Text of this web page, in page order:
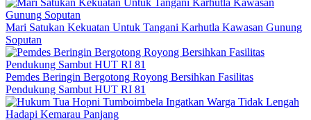
Mari Satukan Kekuatan Untuk Tangani Karhutla Kawasan Gunung
Soputan
Pemdes Beringin Bergotong Royong Bersihkan Fasilitas
Pendukung Sambut HUT RI 81